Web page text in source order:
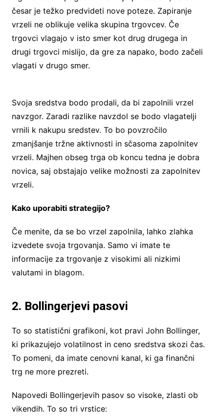
česar je težko predvideti nove poteze. Zapiranje
vrzeli ne oblikuje velika skupina trgovcev. Če
trgovci vlagajo v isto smer kot drug drugega in
drugi trgovci mislijo, da gre za napako, bodo začeli
vlagati v drugo smer.
Svoja sredstva bodo prodali, da bi zapolnili vrzel
navzgor. Zaradi razlike navzdol se bodo vlagatelji
vrnili k nakupu sredstev. To bo povzročilo
zmanjšanje tržne aktivnosti in sčasoma zapolnitev
vrzeli. Majhen obseg trga ob koncu tedna je dobra
novica, saj obstajajo velike možnosti za zapolnitev
vrzeli.
Kako uporabiti strategijo?
Če menite, da se bo vrzel zapolnila, lahko zlahka
izvedete svoja trgovanja. Samo vi imate te
informacije za trgovanje z visokimi ali nizkimi
valutami in blagom.
2. Bollingerjevi pasovi
To so statistični grafikoni, kot pravi John Bollinger,
ki prikazujejo volatilnost in ceno sredstva skozi čas.
To pomeni, da imate cenovni kanal, ki ga finančni
trg ne more prezreti.
Napovedi Bollingerjevih pasov so visoke, zlasti ob
vikendih. To so tri vrstice: